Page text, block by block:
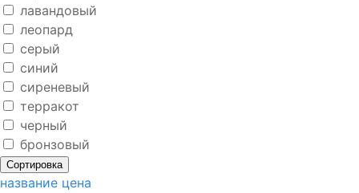
лавандовый
леопард
серый
синий
сиреневый
терракот
черный
бронзовый
Сортировка
название цена